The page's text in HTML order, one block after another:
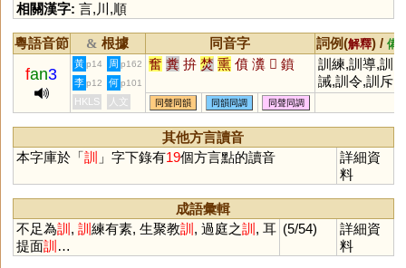
相關漢字: 言,川 ,順
粵語音節 & 根據 同音字 詞例(解釋) / 備
fan3
黃 p14 周 p162 奮 糞 拚 焚 熏 僨 瀵 𡊄 鐼
訓練,訓導,訓
誡,訓令,訓斥,
訓示,教訓
李 p12 何 p101
HKLS 人文 同聲同韻 同韻同調 同聲同調
其他方言讀音
本字庫於「訓 」字下錄有19個方言點的讀音
詳細資
料
成語彙輯
不足為訓 , 訓 練有素, 生聚教訓 , 過庭之訓 , 耳
提面訓 …
(5/54)
詳細資
料